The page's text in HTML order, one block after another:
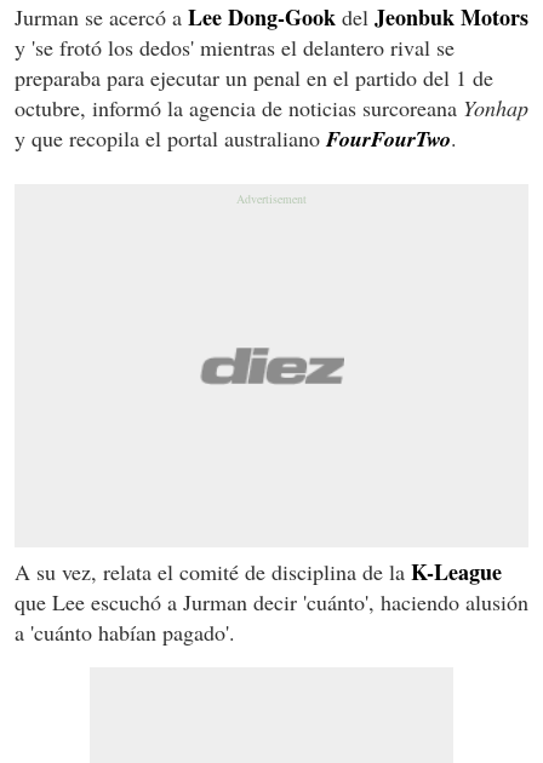
Jurman se acercó a Lee Dong-Gook del Jeonbuk Motors
y 'se frotó los dedos' mientras el delantero rival se
preparaba para ejecutar un penal en el partido del 1 de
octubre, informó la agencia de noticias surcoreana Yonhap
y que recopila el portal australianoFourFourTwo.
A su vez, relata el comité de disciplina de la K-League
que Lee escuchó a Jurman decir 'cuánto', haciendo alusión
a 'cuánto habían pagado'.